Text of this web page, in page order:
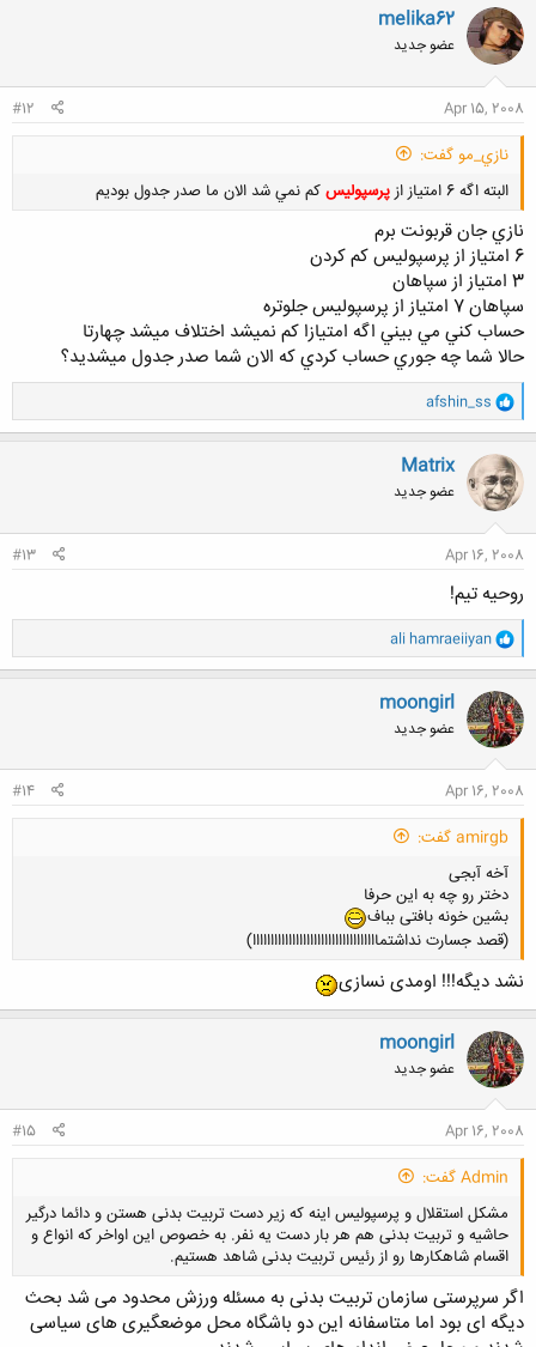
melika62
عضو جدید
Apr 15, 2008
#12
نازي_مو گفت:
البته اگه 6 امتياز از
پرسپوليسكم نمي شد الان ما صدر جدول بوديم
کلیک کنید تا باز شود...
نازي جان قربونت برم
6 امتياز از پرسپوليس كم كردن
3 امتياز از سپاهان
سپاهان 7 امتياز از پرسپوليس جلوتره
حساب كني مي بيني اگه امتيازا كم نميشد اختلاف ميشد چهارتا
حالا شما چه جوري حساب كردي كه الان شما صدر جدول ميشديد؟
و
ا
ک
ن
ش
ه
ا
afshin_ss
Matrix
عضو جدید
Apr 16, 2008
#13
روحيه تيم!
و
ا
ک
ن
ش
ه
ا
ali hamraeiiyan
moongirl
عضو جدید
Apr 16, 2008
#14
amirgb گفت:
آخه آبجی
دختر رو چه به این حرفا
بشین خونه بافتی بباف
(قصد جسارت نداشتمااااااااااااااااااااااااااااااااااا)
نشد دیگه!!! اومدی نسازی
moongirl
عضو جدید
Apr 16, 2008
#15
Admin گفت:
مشکل استقلال و پرسپولیس اینه که زیر دست تربیت بدنی هستن و دائما درگیر
حاشیه و تربیت بدنی هم هر بار دست یه نفر. به خصوص این اواخر که انواع و
اقسام شاهکارها رو از رئیس تربیت بدنی شاهد هستیم.
اگر سرپرستی سازمان تربیت بدنی به مسئله ورزش محدود می شد بحث
دیگه ای بود اما متاسفانه این دو باشگاه محل موضعگیری های سیاسی